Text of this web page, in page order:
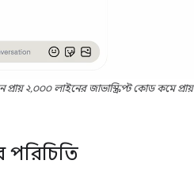
২,০০০ লাইনের জাভাস্ক্রিপ্ট কোড কমে প্রায়
পরিচিতি